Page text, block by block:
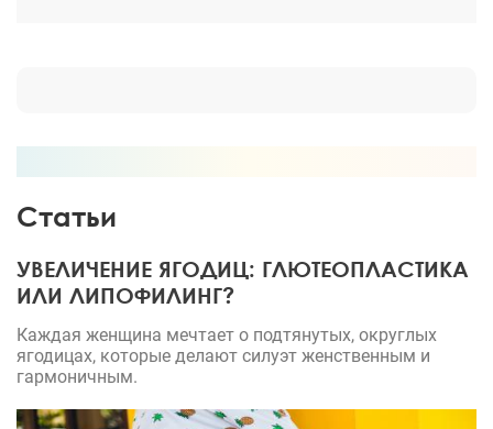
Статьи
УВЕЛИЧЕНИЕ ЯГОДИЦ: ГЛЮТЕОПЛАСТИКА
ИЛИ ЛИПОФИЛИНГ?
Каждая женщина мечтает о подтянутых, округлых
ягодицах, которые делают силуэт женственным и
гармоничным.